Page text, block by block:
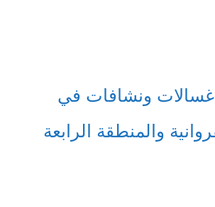
ونشافات في
والمنطقة الرابعة